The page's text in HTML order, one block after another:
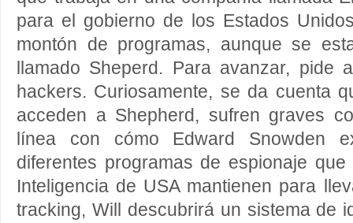
para el gobierno de los Estados
montón de programas, aunque se
llamado Sheperd. Para avanzar, pide
hackers. Curiosamente, se da cuenta
acceden a Shepherd, sufren graves
línea con cómo Edward Snowden
diferentes programas de espionaje
Inteligencia de USA mantienen para
tracking, Will descubrirá un sistema de